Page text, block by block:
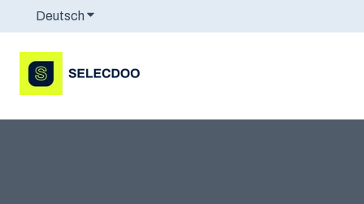
Deutsch Untermenü für Übersetzungen anzeigen